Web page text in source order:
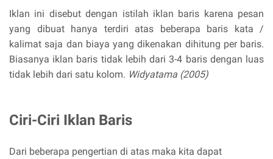
Iklan ini disebut dengan istilah iklan baris karena pesan
yang dibuat hanya terdiri atas beberapa baris kata /
kalimat saja dan biaya yang dikenakan dihitung per baris.
Biasanya iklan baris tidak lebih dari 3-4 baris dengan luas
tidak lebih dari satu kolom. Widyatama (2005)
Ciri-Ciri Iklan Baris
Dari beberapa pengertian di atas maka kita dapat